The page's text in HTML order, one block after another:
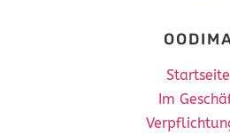
Startseite
Im